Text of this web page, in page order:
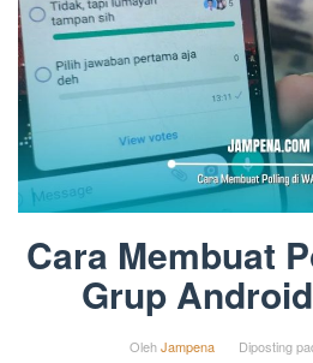
Cara Membuat
Grup
OlehJampena Diposting